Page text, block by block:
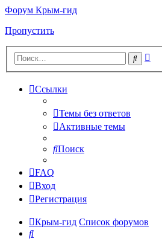
Форум Крым-гид
Пропустить
Поиск
Ссылки
Темы без ответов
Активные темы
Поиск
FAQ
Вход
Регистрация
Крым-гид Список форумов
Поиск